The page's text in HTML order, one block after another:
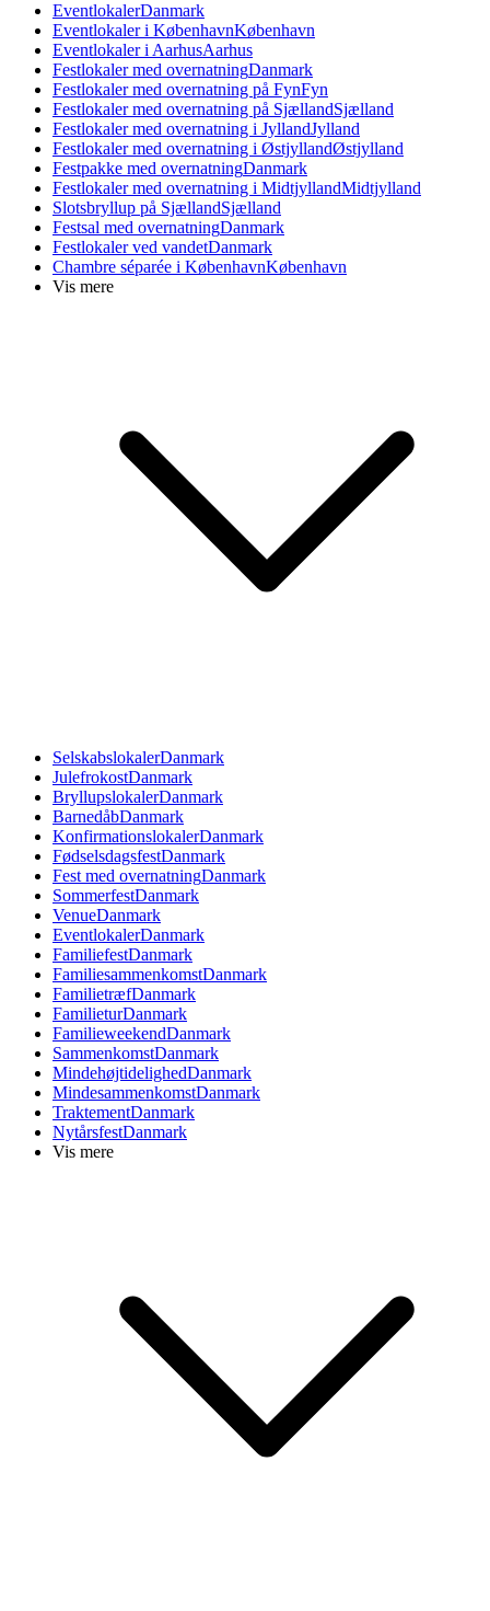
EventlokalerDanmark
Eventlokaler i KøbenhavnKøbenhavn
Eventlokaler i AarhusAarhus
Festlokaler med overnatningDanmark
Festlokaler med overnatning på FynFyn
Festlokaler med overnatning på SjællandSjælland
Festlokaler med overnatning i JyllandJylland
Festlokaler med overnatning i ØstjyllandØstjylland
Festpakke med overnatningDanmark
Festlokaler med overnatning i MidtjyllandMidtjylland
Slotsbryllup på SjællandSjælland
Festsal med overnatningDanmark
Festlokaler ved vandetDanmark
Chambre séparée i KøbenhavnKøbenhavn
Vis mere
SelskabslokalerDanmark
JulefrokostDanmark
BryllupslokalerDanmark
BarnedåbDanmark
KonfirmationslokalerDanmark
FødselsdagsfestDanmark
Fest med overnatningDanmark
SommerfestDanmark
VenueDanmark
EventlokalerDanmark
FamiliefestDanmark
FamiliesammenkomstDanmark
FamilietræfDanmark
FamilieturDanmark
FamilieweekendDanmark
SammenkomstDanmark
MindehøjtidelighedDanmark
MindesammenkomstDanmark
TraktementDanmark
NytårsfestDanmark
Vis mere